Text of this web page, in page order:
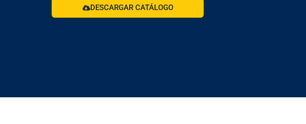
DESCARGAR CATÁLOGO